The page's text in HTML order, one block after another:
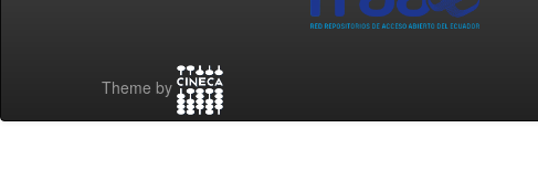
Theme by